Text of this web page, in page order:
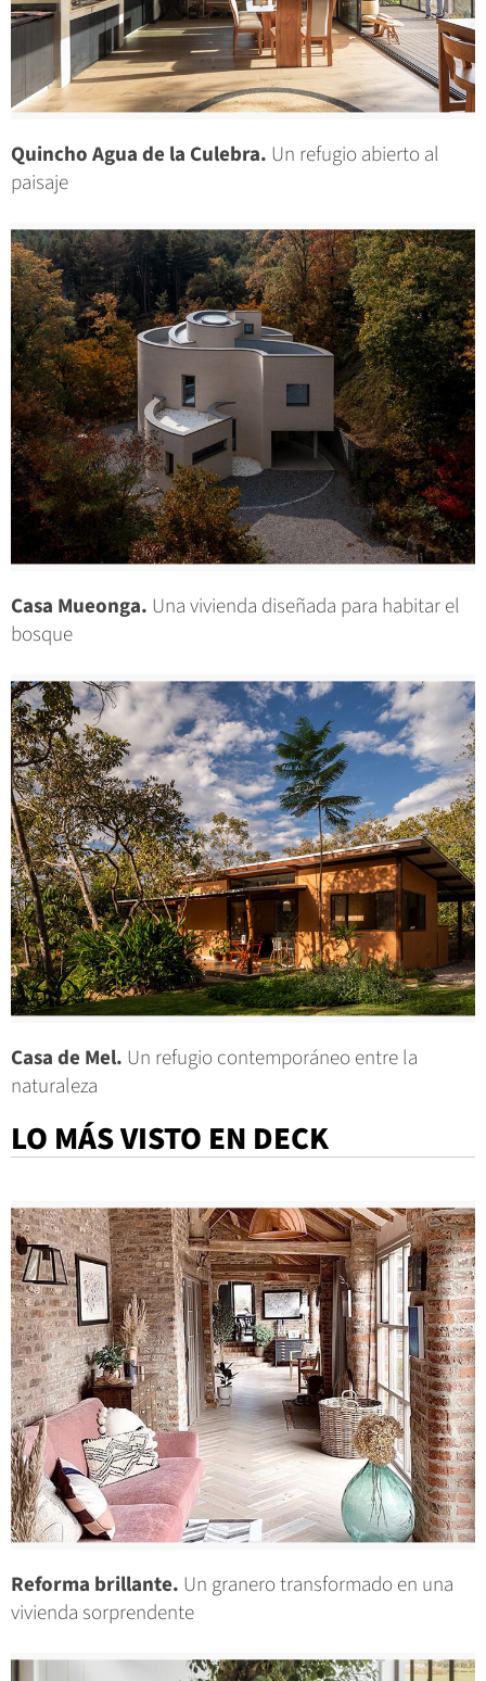
Quincho Agua de la Culebra. Un refugio abierto al
paisaje
Casa Mueonga. Una vivienda diseñada para habitar el
bosque
Casa de Mel. Un refugio contemporáneo entre la
naturaleza
LO MÁS VISTO EN DECK
Reforma brillante. Un granero transformado en una
vivienda sorprendente